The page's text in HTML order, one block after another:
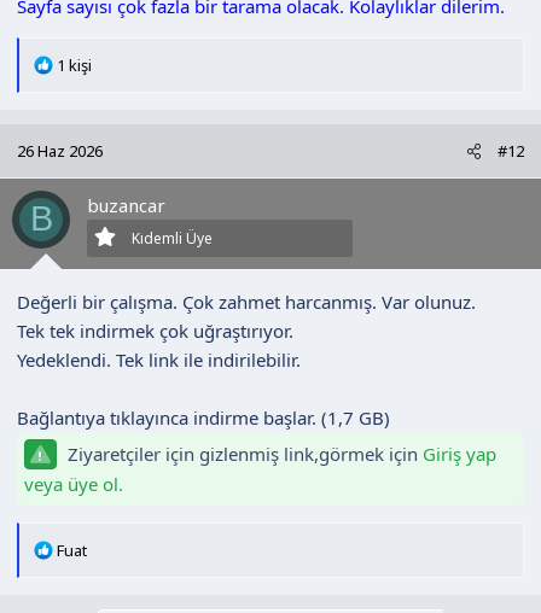
Sayfa sayısı çok fazla bir tarama olacak. Kolaylıklar dilerim.
T
i
l
e
r
1 kişi
26 Haz 2026 #12
B buzancar
Kıdemli Üye
Değerli bir çalışma. Çok zahmet harcanmış. Var olunuz.
Tek tek indirmek çok uğraştırıyor.
Yedeklendi. Tek link ile indirilebilir.
Bağlantıya tıklayınca indirme başlar. (1,7 GB)
Ziyaretçiler için gizlenmiş link,görmek için Giriş yap
veya üye ol.
T
Fuat